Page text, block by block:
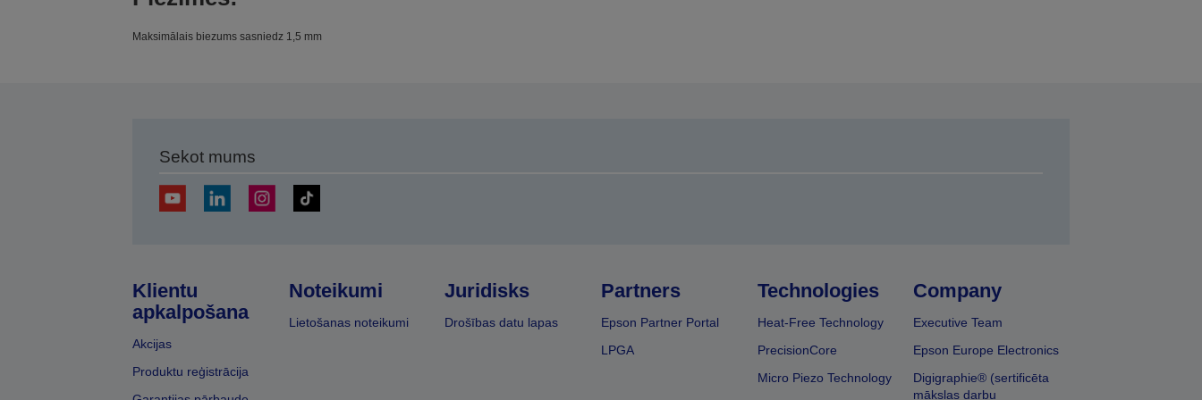
Maksimālais biezums sasniedz 1,5 mm
Sekot mums
Klientu
apkalpošana
Akcijas
Produktu reģistrācija
Noteikumi
Lietošanas noteikumi
Juridisks
Drošības datu lapas
Partners
Epson Partner Portal
LPGA
Technologies
Heat-Free Technology
PrecisionCore
Micro Piezo Technology
Company
Executive Team
Epson Europe Electronics
Digigraphie® (sertificēta
mākslas darbu